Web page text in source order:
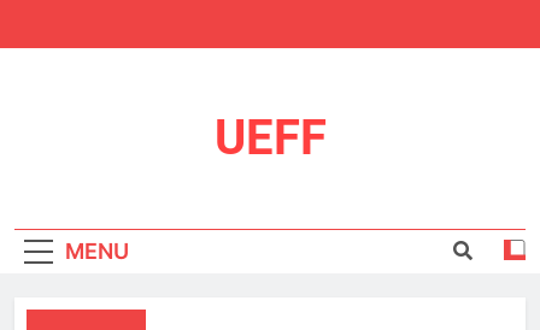
UEFF
MENU